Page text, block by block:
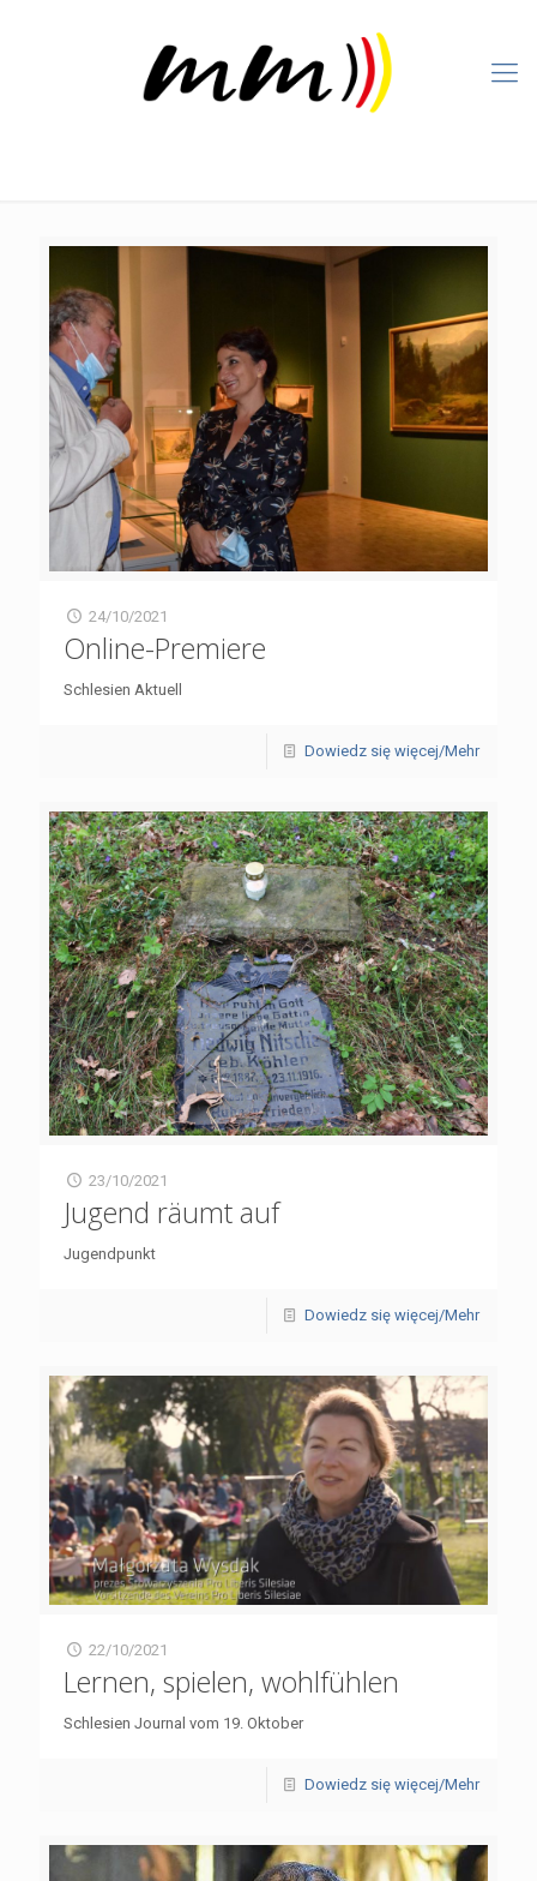
24/10/2021
Online-Premiere
Schlesien Aktuell
Dowiedz się więcej/Mehr
23/10/2021
Jugend räumt auf
Jugendpunkt
Dowiedz się więcej/Mehr
22/10/2021
Lernen, spielen, wohlfühlen
Schlesien Journal vom 19. Oktober
Dowiedz się więcej/Mehr